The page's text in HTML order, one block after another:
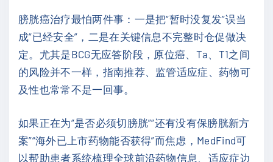
膀胱癌治疗最怕两件事：一是把“暂时没复发”误当
成“已经安全”，二是在关键信息不完整时仓促做决
定。尤其是BCG无应答阶段，原位癌、Ta、T1之间
的风险并不一样，指南推荐、监管适应症、药物可
及性也常常不是一回事。
如果正在为“是否必须切膀胱”“还有没有保膀胱新方
案”“海外已上市药物能否获得”而焦虑，MedFind可
以帮助患者系统梳理全球前沿药物信息、适应症边